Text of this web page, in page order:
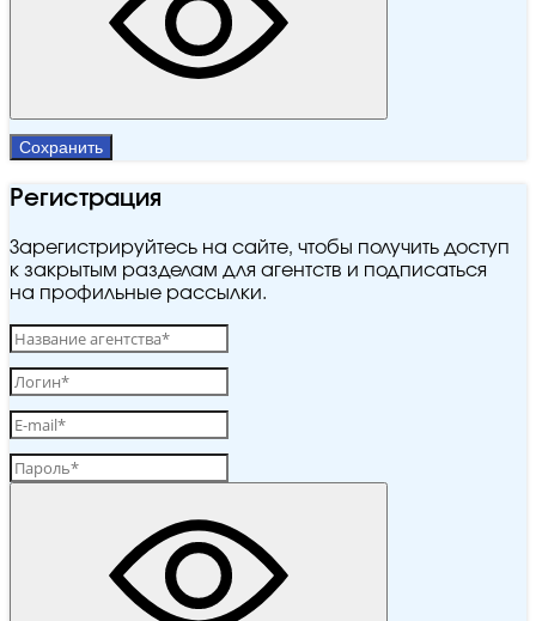
Сохранить
Регистрация
Зарегистрируйтесь на сайте, чтобы получить доступ
к закрытым разделам для агентств и подписаться
на профильные рассылки.